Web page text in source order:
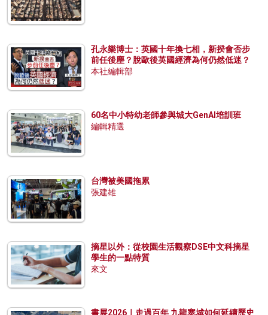
孔永樂博士：英國十年換七相，新揆會否步
前任後塵？脫歐後英國經濟為何仍然低迷？
本社編輯部
60名中小特幼老師參與城大GenAI培訓班
編輯精選
台灣被美國拖累
張建雄
摘星以外：從校園生活觀察DSE中文科摘星
學生的一點特質
來文
書展2026｜走過百年 九龍寨城如何延續歷史